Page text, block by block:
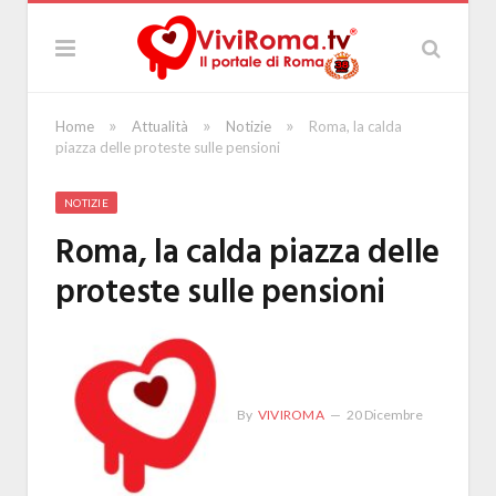
Home » Attualità » Notizie »
Roma, la calda
piazza delle proteste sulle pensioni
NOTIZIE
Roma, la calda piazza delle
proteste sulle pensioni
By VIVIROMA 20 Dicembre